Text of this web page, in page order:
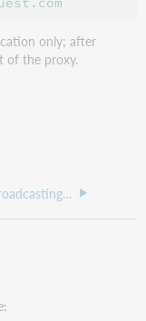
only; after
of the proxy.
Heritage Broadcasting Service